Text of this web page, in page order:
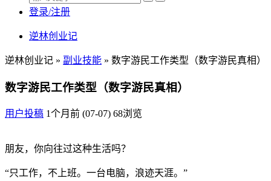
登录/注册
逆林创业记
逆林创业记 » 副业技能 » 数字游民工作类型（数字游民真相）
数字游民工作类型（数字游民真相）
用户投稿 1个月前 (07-07) 68浏览
朋友，你向往过这种生活吗？
“只工作，不上班。一台电脑，浪迹天涯。”